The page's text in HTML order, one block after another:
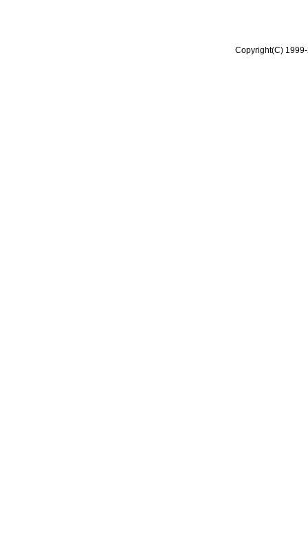
Copyright(C)